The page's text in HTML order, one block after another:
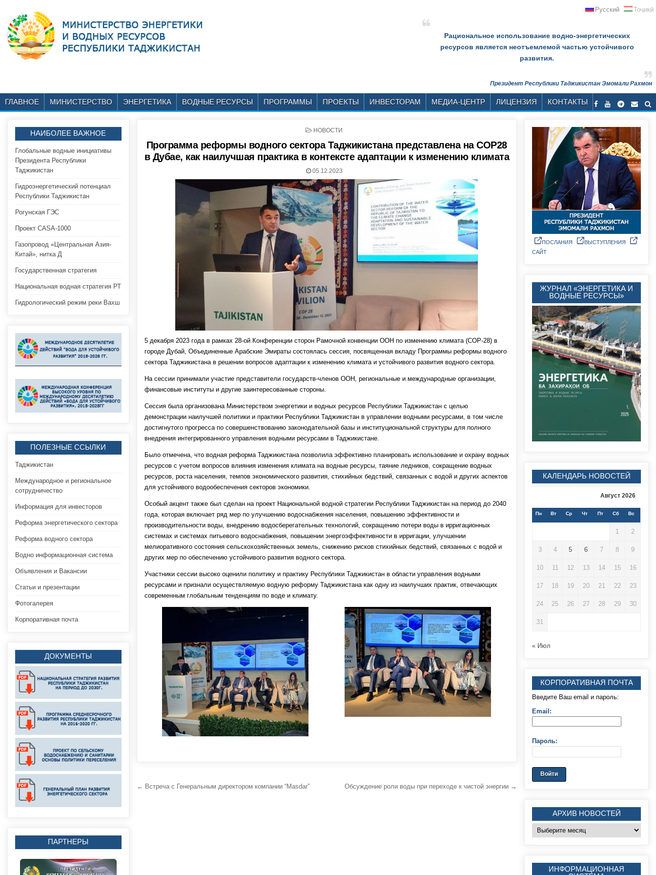
Русский Тоҷикӣ
Рациональное использование водно-энергетических
ресурсов является неотъемлемой частью устойчивого
развития.
Президент Республики Таджикистан Эмомали Рахмон
ГЛАВНОЕ МИНИСТЕРСТВО ЭНЕРГЕТИКА ВОДНЫЕ РЕСУРСЫ ПРОГРАММЫ ПРОЕКТЫ ИНВЕСТОРАМ МЕДИА-ЦЕНТР ЛИЦЕНЗИЯ КОНТАКТЫ
P
S
T
E
I
N
НОВОСТИ
Программа реформы водного сектора Таджикистана представлена на COP28
в Дубае, как наилучшая практика в контексте адаптации к изменению климата
05.12.2023
5 декабря 2023 года в рамках 28-ой Конференции сторон Рамочной конвенции ООН по изменению климата (COP-28) в
городе Дубай, Объединенные Арабские Эмираты состоялась сессия, посвященная вкладу Программы реформы водного
сектора Таджикистана в решении вопросов адаптации к изменению климата и устойчивого развития водного сектора.
На сессии принимали участие представители государств-членов ООН, региональные и международные организации,
финансовые институты и другие заинтересованные стороны.
Сессия была организована Министерством энергетики и водных ресурсов Республики Таджикистан с целью
демонстрации наилучшей политики и практики Республики Таджикистан в управлении водными ресурсами, в том числе
достигнутого прогресса по совершенствованию законодательной базы и институциональной структуры для полного
внедрения интегрированного управления водными ресурсами в Таджикистане.
Было отмечена, что водная реформа Таджикистана позволила эффективно планировать использование и охрану водных
ресурсов с учетом вопросов влияния изменения климата на водные ресурсы, таяние ледников, сокращение водных
ресурсов, роста населения, темпов экономического развития, стихийных бедствий, связанных с водой и других аспектов
для устойчивого водообеспечения секторов экономики.
Особый акцент также был сделан на проект Национальной водной стратегии Республики Таджикистан на период до 2040
года, которая включает ряд мер по улучшению водоснабжения населения, повышению эффективности и
производительности воды, внедрению водосберегательных технологий, сокращению потери воды в ирригационных
системах и системах питьевого водоснабжения, повышении энергоэффективности в ирригации, улучшении
мелиоративного состояния сельскохозяйственных земель, снижению рисков стихийных бедствий, связанных с водой и
других мер по обеспечению устойчивого развития водного сектора.
Участники сессии высоко оценили политику и практику Республики Таджикистан в области управления водными
ресурсами и признали осуществляемую водную реформу Таджикистана как одну из наилучших практик, отвечающих
современным глобальным тенденциям по воде и климату.
Навигация
← Встреча с Генеральным директором компании “Masdar” Обсуждение роли воды при переходе к чистой энергии →
НАИБОЛЕЕ ВАЖНОЕ
Глобальные водные инициативы
Президента Республики
Таджикистан
Гидроэнергетический потенциал
Республики Таджикистан
Рогунская ГЭС
Проект CASA-1000
Газопровод «Центральная Азия-
Китай», нитка Д
Государственная стратегия
Национальная водная стратегия РТ
Гидрологический режим реки Вахш
ПОЛЕЗНЫЕ ССЫЛКИ
Таджикистан
Международное и региональное
сотрудничество
Информация для инвесторов
Реформа энергетического сектора
Реформа водного сектора
Водно информационная система
Объявления и Вакансии
Статьи и презентации
Фотогалерея
Корпоративная почта
ДОКУМЕНТЫ
ПАРТНЕРЫ
ПОСЛАНИЯ
ВЫСТУПЛЕНИЯ
САЙТ
ЖУРНАЛ «ЭНЕРГЕТИКА И
ВОДНЫЕ РЕСУРСЫ»
КАЛЕНДАРЬ НОВОСТЕЙ
Август 2026
Пн Вт Ср Чт Пт Сб Вс
1 2
3 4 5 6 7 8 9
10 11 12 13 14 15 16
17 18 19 20 21 22 23
24 25 26 27 28 29 30
31
« Июл
КОРПОРАТИВНАЯ ПОЧТА
Введите Ваш email и пароль:
Email:
Пароль:
АРХИВ НОВОСТЕЙ
Архив
новостей
ИНФОРМАЦИОННАЯ